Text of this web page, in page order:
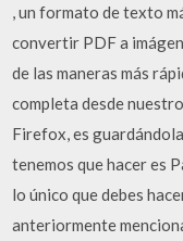
, un formato de texto
convertir PDF a
de las maneras más
completa desde
Firefox, es
tenemos que hacer es
lo único que debes
anteriormente